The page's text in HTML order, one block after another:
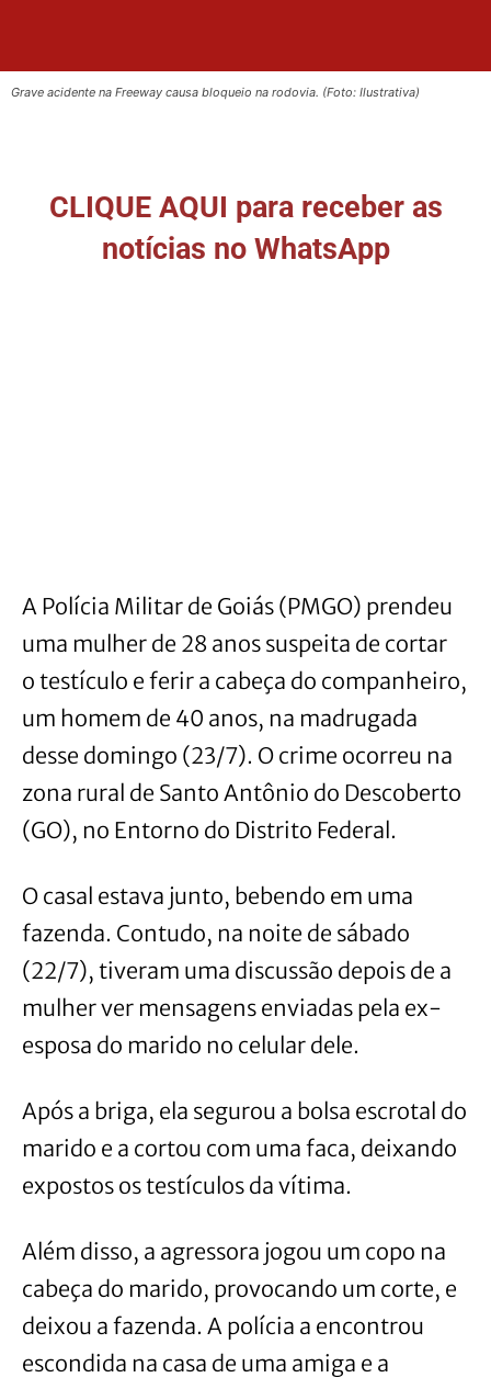
Grave acidente na Freeway causa bloqueio na rodovia. (Foto: Ilustrativa)
CLIQUE AQUI para receber as
notícias no WhatsApp
A Polícia Militar de Goiás (PMGO) prendeu
uma mulher de 28 anos suspeita de cortar
o testículo e ferir a cabeça do companheiro,
um homem de 40 anos, na madrugada
desse domingo (23/7). O crime ocorreu na
zona rural de Santo Antônio do Descoberto
(GO), no Entorno do Distrito Federal.
O casal estava junto, bebendo em uma
fazenda. Contudo, na noite de sábado
(22/7), tiveram uma discussão depois de a
mulher ver mensagens enviadas pela ex-
esposa do marido no celular dele.
Após a briga, ela segurou a bolsa escrotal do
marido e a cortou com uma faca, deixando
expostos os testículos da vítima.
Além disso, a agressora jogou um copo na
cabeça do marido, provocando um corte, e
deixou a fazenda. A polícia a encontrou
escondida na casa de uma amiga e a